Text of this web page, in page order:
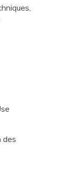
des